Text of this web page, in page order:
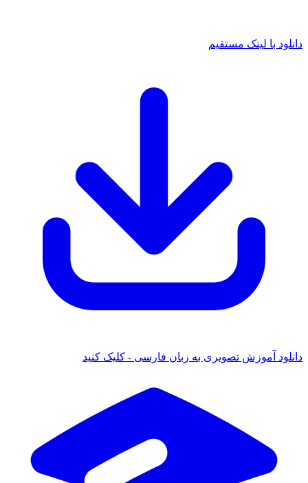
با لینک مستقیم
آموزش تصویری به زبان فارسی - کلیک کنید